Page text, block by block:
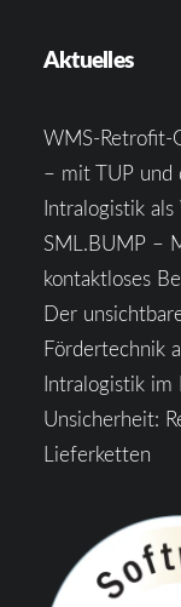
Aktuelles
WMS-Retrofit-
– mit TUP
Intralogistik
SML.BUMP –
kontaktloses
Der
Fördertechnik
Intralogistik im
Unsicherheit:
Lieferketten